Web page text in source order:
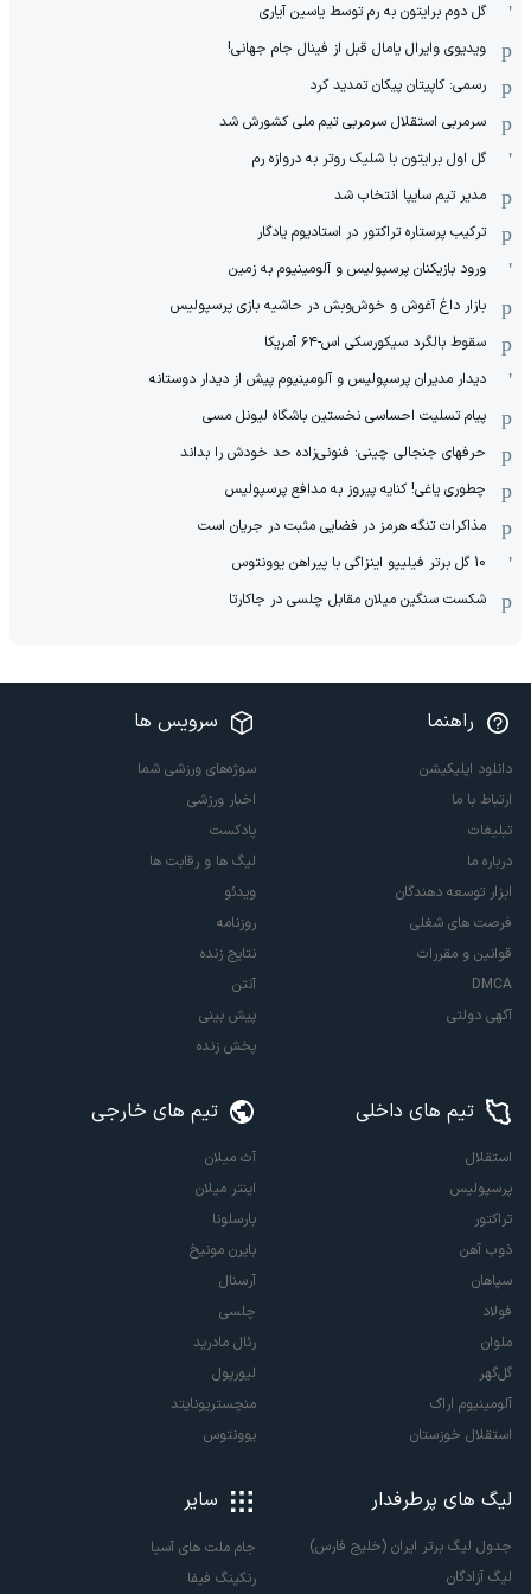
گل دوم برایتون به رم توسط یاسین آیاری
ویدیوی وایرال یامال قبل از فینال جام جهانی!
رسمی: کاپیتان پیکان تمدید کرد
سرمربی استقلال سرمربی تیم ملی کشورش شد
گل اول برایتون با شلیک روتر به دروازه رم
مدیر تیم سایپا انتخاب شد
ترکیب پرستاره تراکتور در استادیوم یادگار
ورود بازیکنان پرسپولیس و آلومینیوم به زمین
بازار داغ آغوش و خوش‌و‌بش در حاشیه بازی پرسپولیس
سقوط بالگرد سیکورسکی اس-۶۴ آمریکا
دیدار مدیران پرسپولیس و آلومینیوم پیش از دیدار دوستانه
پیام تسلیت احساسی نخستین باشگاه لیونل مسی
حرفهای جنجالی چینی: فنونی‌زاده حد خودش را بداند
چطوری یاغی! کنایه پیروز به مدافع پرسپولیس
مذاکرات تنگه هرمز در فضایی مثبت در جریان است
10 گل برتر فیلیپو اینزاگی با پیراهن یوونتوس
شکست سنگین میلان مقابل چلسی در جاکارتا
راهنما
دانلود اپلیکیشن
ارتباط با ما
تبلیغات
درباره ما
ابزار توسعه دهندگان
فرصت های شغلی
قوانین و مقررات
DMCA
آگهی دولتی
سرویس ها
سوژه‌های ورزشی شما
اخبار ورزشی
پادکست
لیگ ها و رقابت ها
ویدئو
روزنامه
نتایج زنده
آنتن
پیش بینی
پخش زنده
تیم های داخلی
استقلال
پرسپولیس
تراکتور
ذوب آهن
سپاهان
فولاد
ملوان
گل‌گهر
آلومینیوم اراک
استقلال خوزستان
تیم های خارجی
آث میلان
اینتر میلان
بارسلونا
بایرن مونیخ
آرسنال
چلسی
رئال مادرید
لیورپول
منچستریونایتد
یوونتوس
لیگ های پرطرفدار
جدول لیگ برتر ایران (خلیج فارس)
لیگ آزادگان
سایر
جام ملت های آسیا
رنکینگ فیفا